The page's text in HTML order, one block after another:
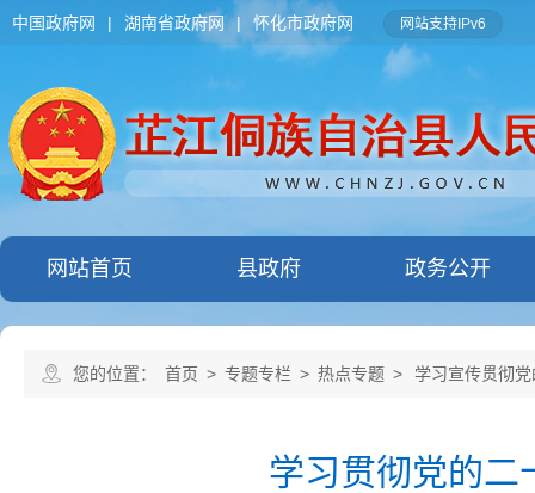
中国政府网 | 湖南省政府网 | 怀化市政府网 网站支持IPv6
网站首页 县政府 政务公开
您的位置： 首页 > 专题专栏 > 热点专题 > 学习宣传贯彻
学习贯彻党的二